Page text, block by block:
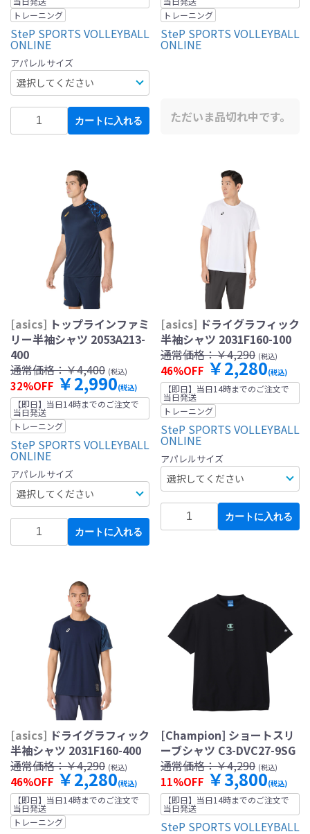
トレーニング
SteP SPORTS VOLLEYBALL
ONLINE
アパレルサイズ
カートに入れる
トレーニング
SteP SPORTS VOLLEYBALL
ONLINE
ただいま品切れ中です。
[asics] トップラインファミ
リー半袖シャツ 2053A213-
400
通常価格：￥4,400 (税込)
32%OFF ￥2,990(税込)
【即日】当日14時までのご注文で
当日発送
トレーニング
SteP SPORTS VOLLEYBALL
ONLINE
アパレルサイズ
カートに入れる
[asics] ドライグラフィック
半袖シャツ 2031F160-100
通常価格：￥4,290 (税込)
46%OFF ￥2,280(税込)
【即日】当日14時までのご注文で
当日発送
トレーニング
SteP SPORTS VOLLEYBALL
ONLINE
アパレルサイズ
カートに入れる
[asics] ドライグラフィック
半袖シャツ 2031F160-400
通常価格：￥4,290 (税込)
46%OFF ￥2,280(税込)
【即日】当日14時までのご注文で
当日発送
トレーニング
[Champion] ショートスリ
ーブシャツ C3-DVC27-9SG
通常価格：￥4,290 (税込)
11%OFF ￥3,800(税込)
【即日】当日14時までのご注文で
当日発送
SteP SPORTS VOLLEYBALL